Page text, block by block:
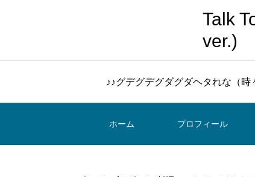
Talk
ver.)
♪♪グデグデグダグダヘタれな（
ホーム プロフィール